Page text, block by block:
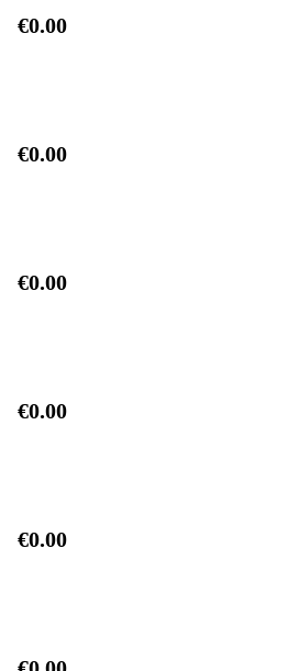
€0.00
€0.00
€0.00
€0.00
€0.00